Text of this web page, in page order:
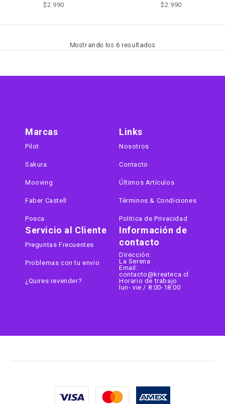
$2.990 $2.990
Mostrando los 6 resultados
Información de
contacto
Dirección:
La Serena
Email:
contacto@kreateca.cl
Horario de trabajo
lun- vie / 8:00-18:00
Marcas
Pilot
Sakura
Mooving
Faber Castell
Posca
Links
Nosotros
Contacto
Últimos Artículos
Términos & Condiciones
Politica de Privacidad
Servicio al Cliente
Preguntas Frecuentes
Problemas con tu envio
¿Quires revender?